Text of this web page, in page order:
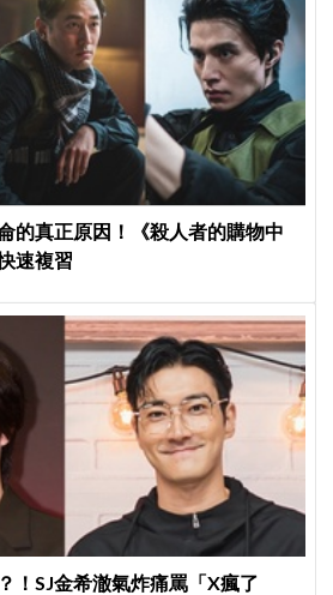
的真正原因！《殺人者的購物中
速複習
！SJ金希澈氣炸痛罵「X瘋了